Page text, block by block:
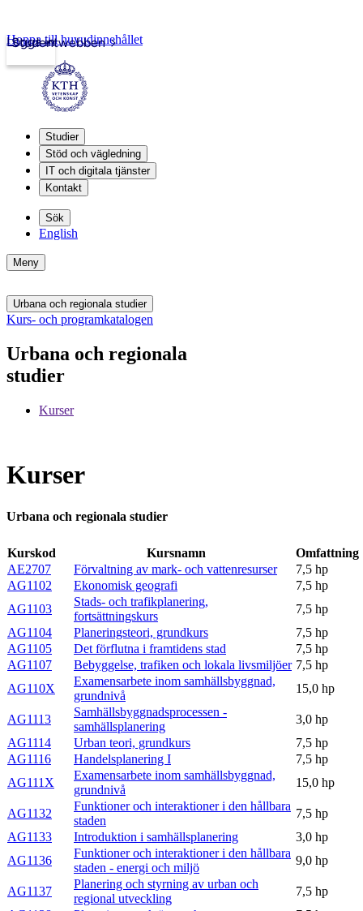
Studentwebben
Logga in
Hoppa till huvudinnehållet
Studier
Stöd och vägledning
IT och digitala tjänster
Kontakt
Sök
English
Meny
Urbana och regionala studier
Kurs- och programkatalogen
Urbana och regionala
studier
Kurser
Kurser
Urbana och regionala studier
Kurskod Kursnamn
Omfattning
AE2707
Förvaltning av mark- och vattenresurser
7,5 hp
AG1102
Ekonomisk geografi
7,5 hp
AG1103
Stads- och trafikplanering,
fortsättningskurs
7,5 hp
AG1104
Planeringsteori, grundkurs
7,5 hp
AG1105
Det förflutna i framtidens stad
7,5 hp
AG1107
Bebyggelse, trafiken och lokala livsmiljöer 7,5 hp
AG110X
Examensarbete inom samhällsbyggnad,
grundnivå
15,0 hp
AG1113
Samhällsbyggnadsprocessen -
samhällsplanering
3,0 hp
AG1114
Urban teori, grundkurs
7,5 hp
AG1116
Handelsplanering I
7,5 hp
AG111X
Examensarbete inom samhällsbyggnad,
grundnivå
15,0 hp
AG1132
Funktioner och interaktioner i den hållbara
staden
7,5 hp
AG1133
Introduktion i samhällsplanering
3,0 hp
AG1136
Funktioner och interaktioner i den hållbara
staden - energi och miljö
9,0 hp
AG1137
Planering och styrning av urban och
regional utveckling
7,5 hp